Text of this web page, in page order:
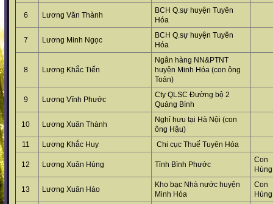
6 Lương Văn Thành
BCH Q.sự huyện Tuyên
Hóa
7 Lương Minh Ngọc
BCH Q.sự huyện Tuyên
Hóa
8 Lương Khắc Tiến
Ngân hàng NN&PTNT
huyện Minh Hóa (con ông
Toản)
9 Lương Vĩnh Phước
Cty QLSC Đường bộ 2
Quảng Bình
10 Lương Xuân Thành
Nghỉ hưu tại Hà Nội (con
ông Hậu)
11
Lương Khắc Huy Chi cục Thuế Tuyên Hóa
12 Lương Xuân Hùng Tỉnh Bình Phước
Hùng
13 Lương Xuân Hào
Kho bạc Nhà nước huyện
Minh Hóa
Hùng